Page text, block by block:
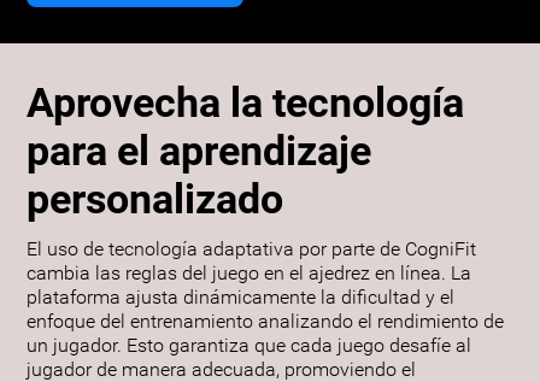
Aprovecha la tecnología
para el aprendizaje
personalizado
El uso de tecnología adaptativa por parte de CogniFit
cambia las reglas del juego en el ajedrez en línea. La
plataforma ajusta dinámicamente la dificultad y el
enfoque del entrenamiento analizando el rendimiento de
un jugador. Esto garantiza que cada juego desafíe al
jugador de manera adecuada, promoviendo el